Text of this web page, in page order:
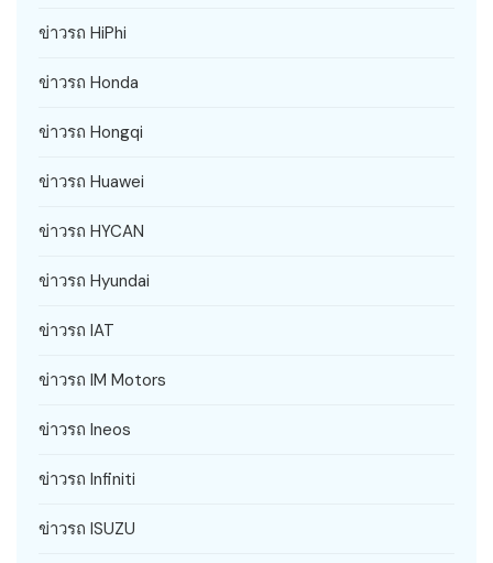
ข่าวรถ HiPhi
ข่าวรถ Honda
ข่าวรถ Hongqi
ข่าวรถ Huawei
ข่าวรถ HYCAN
ข่าวรถ Hyundai
ข่าวรถ IAT
ข่าวรถ IM Motors
ข่าวรถ Ineos
ข่าวรถ Infiniti
ข่าวรถ ISUZU